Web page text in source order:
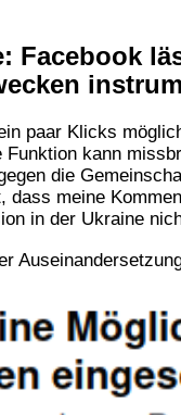
Facebook
paar Klicks
kann
die
meine
in der Ukraine